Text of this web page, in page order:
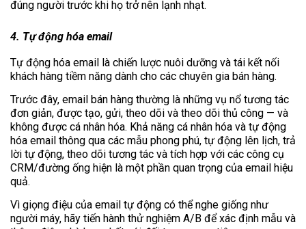
đúng người trước khi họ trở nên lạnh nhạt.
4. Tự động hóa email
Tự động hóa email là chiến lược nuôi dưỡng và tái kết nối
khách hàng tiềm năng dành cho các chuyên gia bán hàng.
Trước đây, email bán hàng thường là những vụ nổ tương tác
đơn giản, được tạo, gửi, theo dõi và theo dõi thủ công — và
không được cá nhân hóa. Khả năng cá nhân hóa và tự động
hóa email thông qua các mẫu phong phú, tự động lên lịch, trả
lời tự động, theo dõi tương tác và tích hợp với các công cụ
CRM/đường ống hiện là một phần quan trọng của email hiệu
quả.
Vì giọng điệu của email tự động có thể nghe giống như
người máy, hãy tiến hành thử nghiệm A/B để xác định mẫu và